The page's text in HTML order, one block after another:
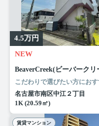
4.5万円
NEW
BeaverCreek(ビーバークリ
名古屋市南区中江２丁目
1K (20.59㎡)
賃貸マンション